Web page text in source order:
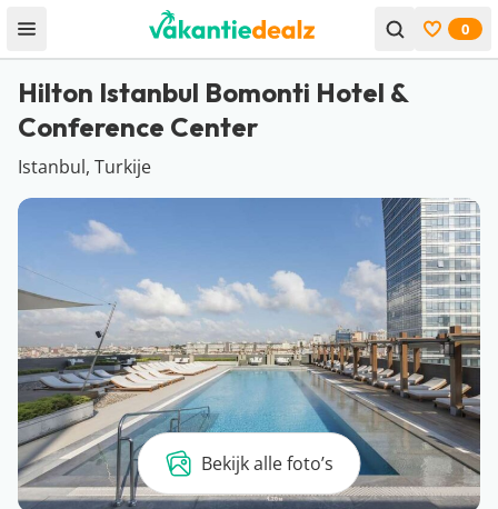
Open menu Bekijk
0
Hilton Istanbul Bomonti Hotel &
Conference Center
Istanbul, Turkije
Bekijk alle foto’s